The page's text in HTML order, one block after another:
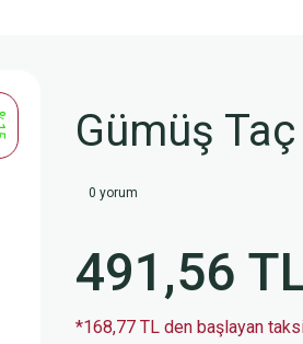
Gümüş
0 yorum
491,56
*168,77 TL den başlayan